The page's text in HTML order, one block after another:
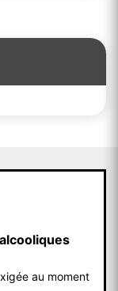
au moment